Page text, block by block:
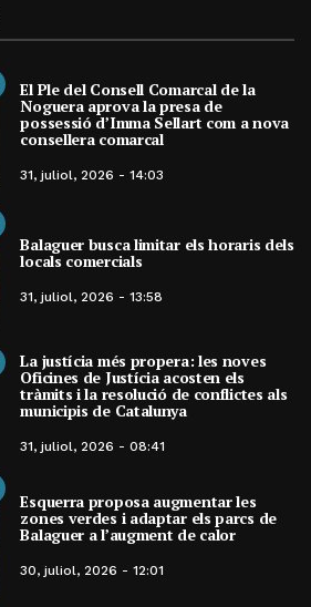
El Ple del Consell Comarcal de la
Noguera aprova la presa de
possessió d’Imma Sellart com a nova
consellera comarcal
31, juliol, 2026 - 14:03
Balaguer busca limitar els horaris dels
locals comercials
31, juliol, 2026 - 13:58
La justícia més propera: les noves
Oficines de Justícia acosten els
tràmits i la resolució de conflictes als
municipis de Catalunya
31, juliol, 2026 - 08:41
Esquerra proposa augmentar les
zones verdes i adaptar els parcs de
Balaguer a l’augment de calor
30, juliol, 2026 - 12:01